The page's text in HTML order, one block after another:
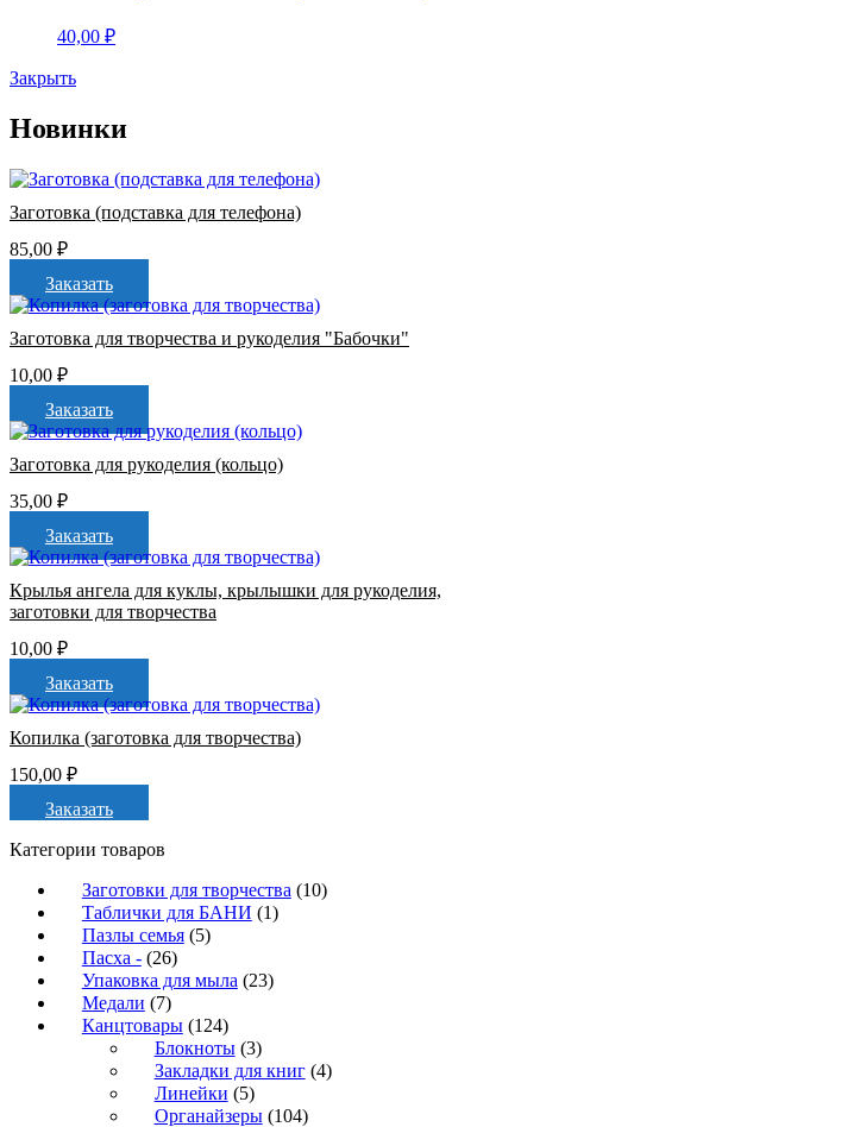
40,00 ₽
Закрыть
Новинки
Заготовка (подставка для телефона)
85,00 ₽
Заказать
Заготовка для творчества и рукоделия "Бабочки"
10,00 ₽
Заказать
Заготовка для рукоделия (кольцо)
35,00 ₽
Заказать
Крылья ангела для куклы, крылышки для рукоделия,
заготовки для творчества
10,00 ₽
Заказать
Копилка (заготовка для творчества)
150,00 ₽
Заказать
Категории товаров
Заготовки для творчества (10)
Таблички для БАНИ (1)
Пазлы семья (5)
Пасха - (26)
Упаковка для мыла (23)
Медали (7)
Канцтовары (124)
Блокноты (3)
Закладки для книг (4)
Линейки (5)
Органайзеры (104)